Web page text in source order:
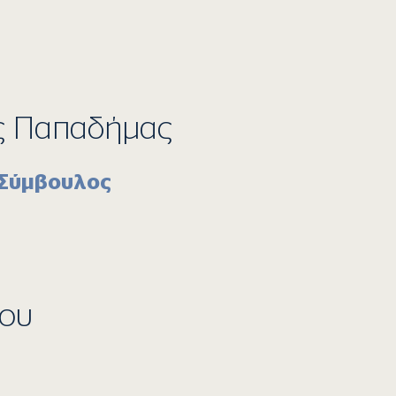
Παπαδήμας